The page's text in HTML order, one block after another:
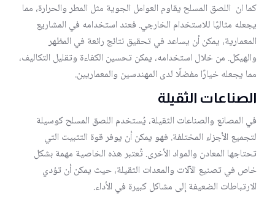
كما ان اللصق المسلح يقاوم العوامل الجوية مثل المطر والحرارة، مما
يجعله مثاليًا للاستخدام الخارجي. فعند استخدامه في المشاريع
المعمارية، يمكن أن يساعد في تحقيق نتائج رائعة في المظهر
والهيكل. من خلال استخدامه، يمكن تحسين الكفاءة وتقليل التكاليف،
مما يجعله خيارًا مفضلًا لدى المهندسين والمعماريين.
الصناعات الثقيلة
في المصانع والصناعات الثقيلة، يُستخدم اللصق المسلح كوسيلة
لتجميع الأجزاء المختلفة. فهو يمكن أن يوفر قوة التثبيت التي
تحتاجها المعادن والمواد الأخرى. تُعتبر هذه الخاصية مهمة بشكل
خاص في تصنيع الآلات والمعدات الثقيلة، حيث يمكن أن تؤدي
الارتباطات الضعيفة إلى مشاكل كبيرة في الأداء.